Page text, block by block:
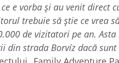
e vorba și au venit direct
trebuie să știe ce vrea
de vizitatori pe an.
strada Borvíz dacă sunt